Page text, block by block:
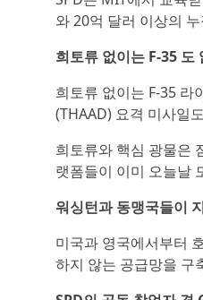
와 20억 달러 이상의
희토류 없이는 F-35 도
희토류 없이는 F-35 라
(THAAD) 요격 미사일
희토류와 핵심 광물은
랫폼들이 이미 오늘날
워싱턴과 동맹국들이
미국과 영국에서부터
하지 않는 공급망을 구